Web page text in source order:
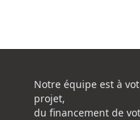
Notre équipe est à
projet,
du financement de